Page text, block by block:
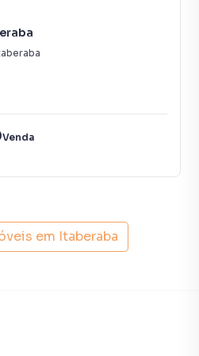
com espaço para receber
bairro Freguesia do Ó, um
acesso a comércios,
única para quem busca
as comodidades necessárias
sobre Sobrado em São
nossa equipe pelo telefone
Venda
em Itaberaba